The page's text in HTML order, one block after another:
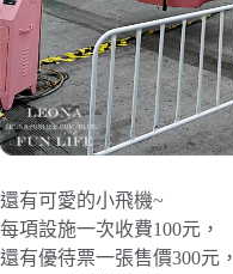
還有可愛的小飛機~
每項設施一次收費100元，
還有優待票一張售價300元，